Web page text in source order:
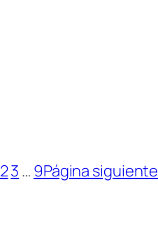
23 … 9Página siguiente